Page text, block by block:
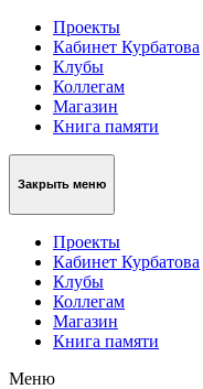
Проекты
Кабинет Курбатова
Клубы
Коллегам
Магазин
Книга памяти
Закрыть меню
Проекты
Кабинет Курбатова
Клубы
Коллегам
Магазин
Книга памяти
Меню